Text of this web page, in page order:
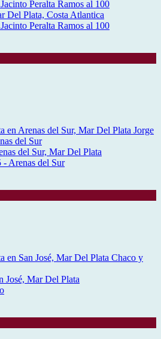
Del Plata, Costa Atlantica
Peralta Ramos al 100
del Sur, Mar Del Plata
Arenas del Sur
José, Mar Del Plata